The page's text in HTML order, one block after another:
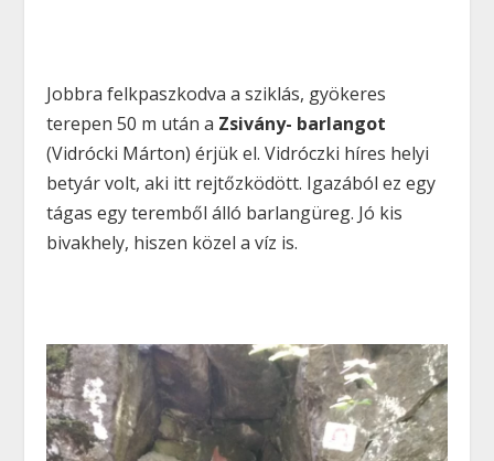
Jobbra felkpaszkodva a sziklás, gyökeres
terepen 50 m után a Zsivány- barlangot
(Vidrócki Márton) érjük el. Vidróczki híres helyi
betyár volt, aki itt rejtőzködött. Igazából ez egy
tágas egy teremből álló barlangüreg. Jó kis
bivakhely, hiszen közel a víz is.